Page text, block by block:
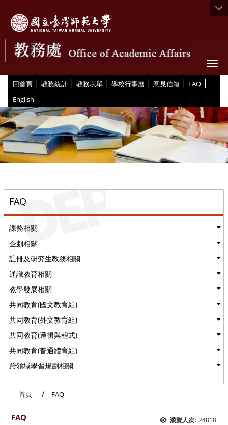
回首頁 | 教務統計 | 教務表單 | 學校行事曆 | 意見信箱 | FAQ |
English
FAQ
課務相關
企劃相關
註冊及研究生教務相關
通識教育相關
教學發展相關
共同教育(國文教育組)
共同教育(外文教育組)
共同教育(邏輯與程式)
共同教育(普通體育組)
跨領域學習規劃相關
首頁 FAQ
瀏覽人次: 24818
FAQ